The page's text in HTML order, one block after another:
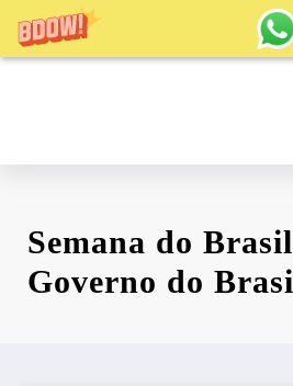
Pular
Semana do
Governo do